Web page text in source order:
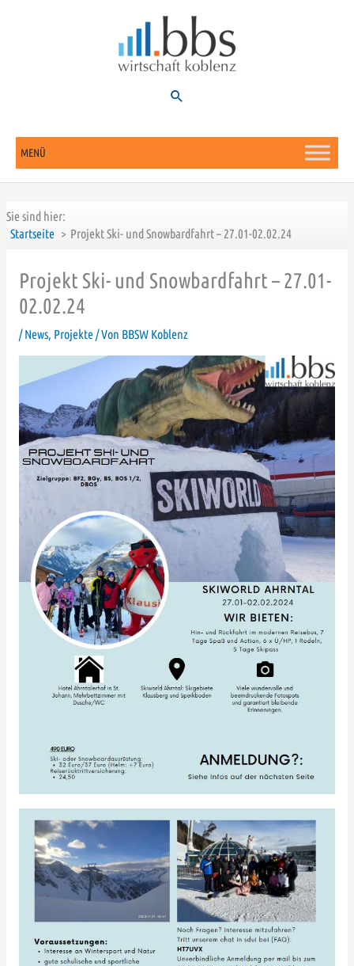
MENÜ
Suchen
Sie sind hier:
Startseite
Projekt Ski- und Snowbardfahrt – 27.01-02.02.24
Projekt Ski- und Snowbardfahrt – 27.01-
02.02.24
/News, Projekte/ Von BBSW Koblenz